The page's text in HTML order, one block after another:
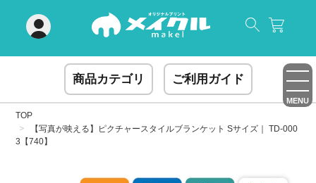
商品カテゴリ ご利用ガイド
MENU
TOP
【写真が映える】ピクチャースタイルブランケット Sサイズ｜ TD-000
3【740】